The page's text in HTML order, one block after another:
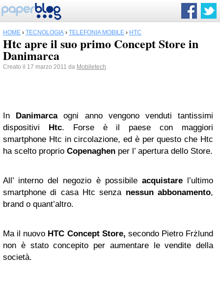
HOME › TECNOLOGIA › TELEFONIA MOBILE › HTC
Htc apre il suo primo Concept Store in
Danimarca
Creato il 17 marzo 2011 da Mobiletech
In Danimarcaogni anno vengono venduti tantissimi
dispositivi Htc. Forse è il paese con maggiori
smartphone Htc in circolazione, ed è per questo che Htc
ha scelto proprio Copenaghen per l’ apertura dello Store.
All’ interno del negozio è possibile acquistare l’ultimo
smartphone di casa Htc senzanessun abbonamento,
brand o quant’altro.
Ma il nuovo HTC Concept Store, secondo Pietro Frżlund
non è stato concepito per aumentare le vendite della
società.